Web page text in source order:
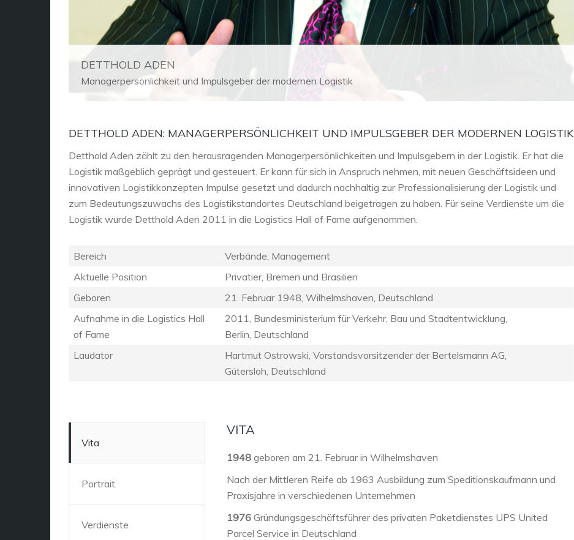
DETTHOLD ADEN
Managerpersönlichkeit und Impulsgeber der modernen Logistik
DETTHOLD ADEN: MANAGERPERSÖNLICHKEIT UND IMPULSGEBER DER MODERNEN LOGISTIK
Detthold Aden zählt zu den herausragenden Managerpersönlichkeiten und Impulsgebern in der Logistik. Er hat die
Logistik maßgeblich geprägt und gesteuert. Er kann für sich in Anspruch nehmen, mit neuen Geschäftsideen und
innovativen Logistikkonzepten Impulse gesetzt und dadurch nachhaltig zur Professionalisierung der Logistik und
zum Bedeutungszuwachs des Logistikstandortes Deutschland beigetragen zu haben. Für seine Verdienste um die
Logistik wurde Detthold Aden 2011 in die Logistics Hall of Fame aufgenommen.
Bereich
Verbände, Management
Aktuelle Position
Privatier, Bremen und Brasilien
Geboren
21. Februar 1948, Wilhelmshaven, Deutschland
Aufnahme in die Logistics Hall
of Fame
2011, Bundesministerium für Verkehr, Bau und Stadtentwicklung,
Berlin, Deutschland
Laudator
Hartmut Ostrowski, Vorstandsvorsitzender der Bertelsmann AG,
Gütersloh, Deutschland
Vita
Portrait
Verdienste
VITA
1948 geboren am 21. Februar in Wilhelmshaven
Nach der Mittleren Reife ab 1963 Ausbildung zum Speditionskaufmann und
Praxisjahre in verschiedenen Unternehmen
1976 Gründungsgeschäftsführer des privaten Paketdienstes UPS United
Parcel Service in Deutschland